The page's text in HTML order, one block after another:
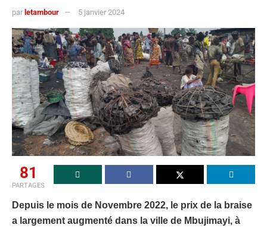
par letambour 5 janvier 2024
81
PARTAGES
Depuis le mois de Novembre 2022, le prix de la braise
a largement augmenté dans la ville de Mbujimayi, à